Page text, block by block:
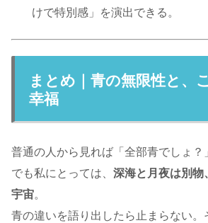
けで特別感」を演出できる。
まとめ｜青の無限性と、
幸福
普通の人から見れば「全部青でしょ？
でも私にとっては、 深海と月夜は別物
宇宙。
青の違いを語り出したら止まらない。